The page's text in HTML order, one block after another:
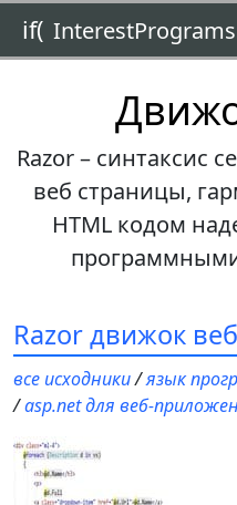
if(
Razor – синтаксис
веб страницы,
HTML кодом
Razor движок
все исходники/язык
/asp.net для веб-